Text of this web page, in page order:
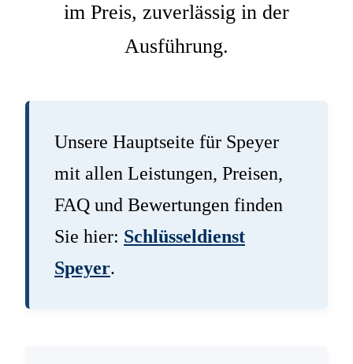
im Preis, zuverlässig in der
Ausführung.
Unsere Hauptseite für Speyer
mit allen Leistungen, Preisen,
FAQ und Bewertungen finden
Sie hier: Schlüsseldienst
Speyer.